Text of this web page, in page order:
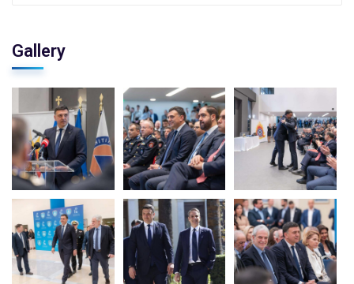
Gallery